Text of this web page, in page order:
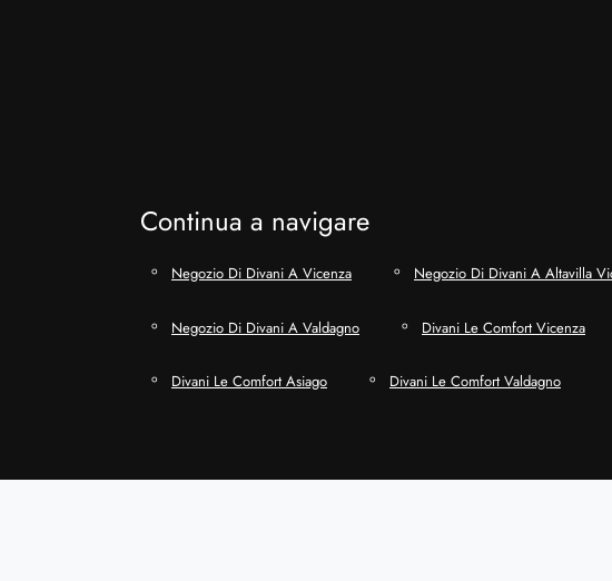
Continua a navigare
Negozio Di Divani A Vicenza Negozio Di Divani A Altavilla
Negozio Di Divani A Valdagno Divani Le Comfort Vicenza
Divani Le Comfort Asiago Divani Le Comfort Valdagno